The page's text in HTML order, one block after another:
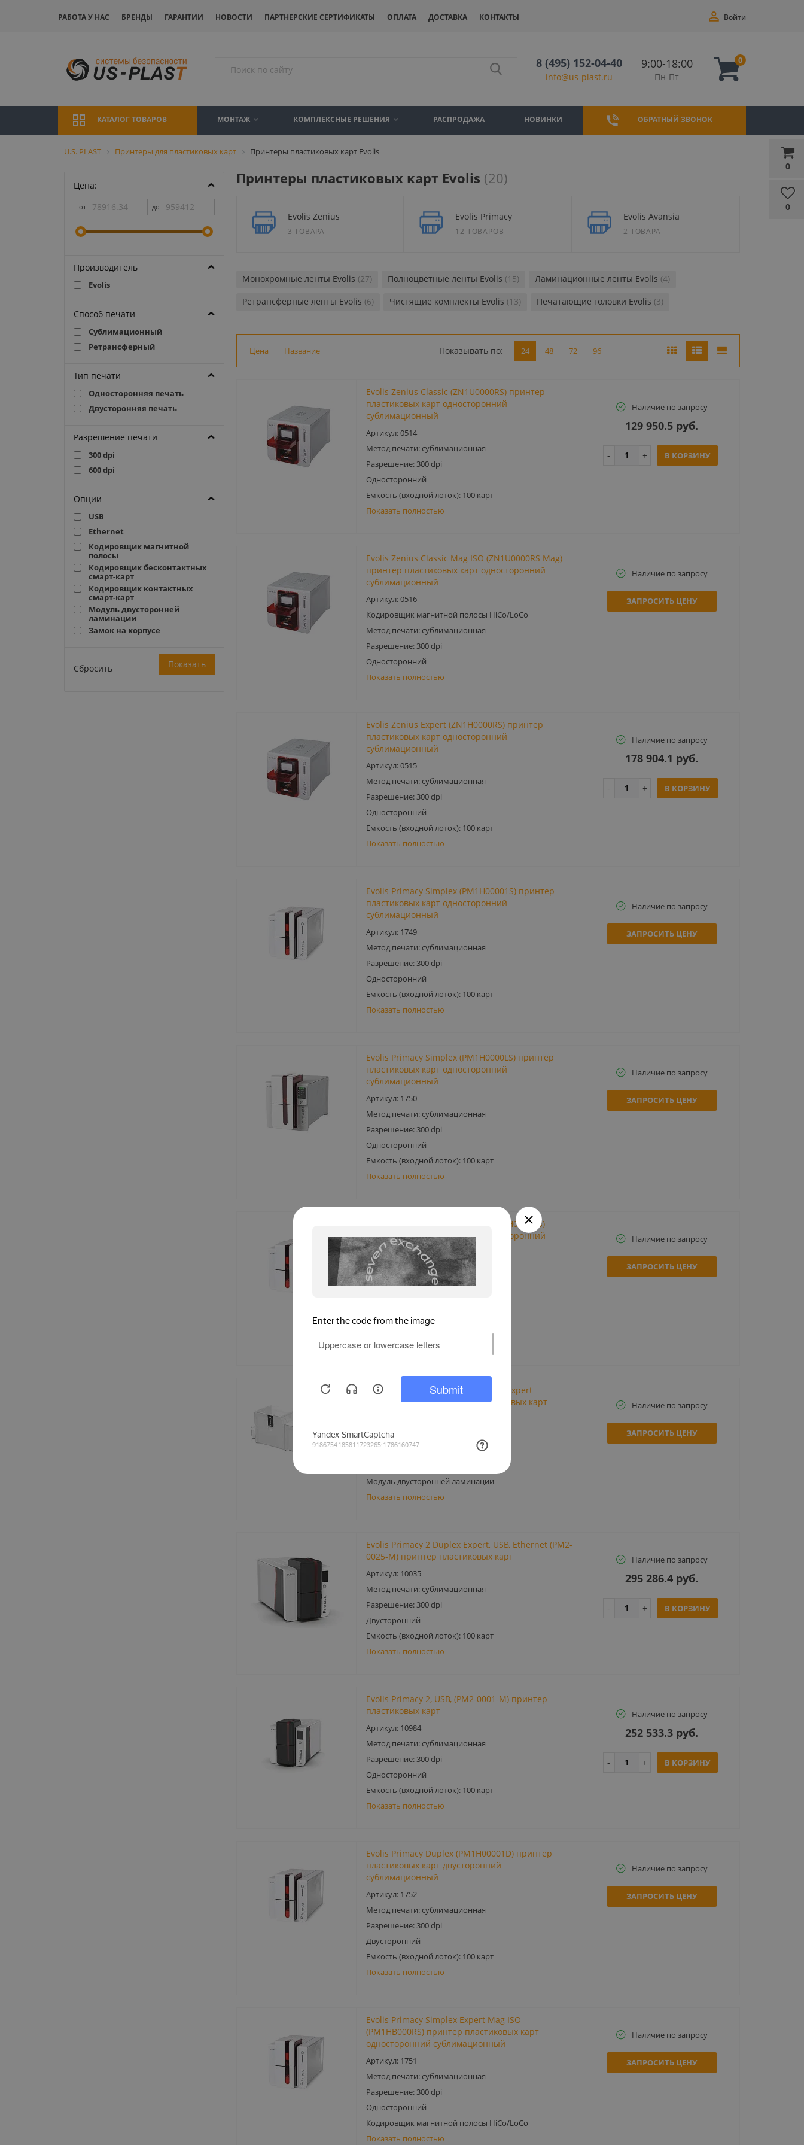
РАБОТА У НАС БРЕНДЫ ГАРАНТИИ НОВОСТИ ПАРТНЕРСКИЕ СЕРТИФИКАТЫ ОПЛАТА ДОСТАВКА КОНТАКТЫ
0
0
Войти
8 (495) 152-04-40
info@us-plast.ru
9:00-18:00
Пн-Пт
0
КАТАЛОГ ТОВАРОВ МОНТАЖ КОМПЛЕКСНЫЕ РЕШЕНИЯ РАСПРОДАЖА НОВИНКИ ОБРАТНЫЙ ЗВОНОК
U.S. PLAST Принтеры для пластиковых карт Принтеры пластиковых карт Evolis
Цена:
Производитель
Evolis
Способ печати
Сублимационный
Ретрансферный
Тип печати
Односторонняя печать
Двусторонняя печать
Разрешение печати
300 dpi
600 dpi
Опции
USB
Ethernet
Кодировщик магнитной
полосы
Кодировщик бесконтактных
смарт-карт
Кодировщик контактных
смарт-карт
Модуль двусторонней
ламинации
Замок на корпусе
Принтеры пластиковых карт Evolis (20)
Evolis Zenius
3 ТОВАРА
Evolis Primacy
12 ТОВАРОВ
Evolis Avansia
2 ТОВАРА
Монохромные ленты Evolis (27) Полноцветные ленты Evolis (15) Ламинационные ленты Evolis (4)
Ретрансферные ленты Evolis (6) Чистящие комплекты Evolis (13) Печатающие головки Evolis (3)
Цена Название Показывать по: 24 48 72 96
Evolis Zenius Classic (ZN1U0000RS) принтер
пластиковых карт односторонний
сублимационный
Артикул: 0514
Метод печати: сублимационная
Разрешение: 300 dpi
Односторонний
Емкость (входной лоток): 100 карт
Показать полностью
Наличие по запросу
129 950.5 руб.
В КОРЗИНУ
Evolis Zenius Classic Mag ISO (ZN1U0000RS Mag)
принтер пластиковых карт односторонний
сублимационный
Артикул: 0516
Кодировщик магнитной полосы HiCo/LoCo
Метод печати: сублимационная
Разрешение: 300 dpi
Односторонний
Показать полностью
Наличие по запросу
ЗАПРОСИТЬ ЦЕНУ
Evolis Zenius Expert (ZN1H0000RS) принтер
пластиковых карт односторонний
сублимационный
Артикул: 0515
Метод печати: сублимационная
Разрешение: 300 dpi
Односторонний
Емкость (входной лоток): 100 карт
Показать полностью
Наличие по запросу
178 904.1 руб.
В КОРЗИНУ
Evolis Primacy Simplex (PM1H00001S) принтер
пластиковых карт односторонний
сублимационный
Артикул: 1749
Метод печати: сублимационная
Разрешение: 300 dpi
Односторонний
Емкость (входной лоток): 100 карт
Показать полностью
Наличие по запросу
ЗАПРОСИТЬ ЦЕНУ
Evolis Primacy Simplex (PM1H0000LS) принтер
пластиковых карт односторонний
сублимационный
Артикул: 1750
Метод печати: сублимационная
Разрешение: 300 dpi
Односторонний
Емкость (входной лоток): 100 карт
Показать полностью
Наличие по запросу
ЗАПРОСИТЬ ЦЕНУ
Evolis Primacy Simplex Expert (PM1H0000RS)
принтер пластиковых карт односторонний
сублимационный
Артикул: 0517
Метод печати: сублимационная
Емкость (входной лоток): 100 карт
Показать полностью
Наличие по запросу
ЗАПРОСИТЬ ЦЕНУ
Evolis Primacy Lamination Simplex Expert
(PM1H0000RSL0) принтер пластиковых карт
Метод печати: сублимационная
Разрешение: 300 dpi
Модуль двусторонней ламинации
Показать полностью
Наличие по запросу
ЗАПРОСИТЬ ЦЕНУ
Evolis Primacy 2 Duplex Expert, USB, Ethernet (PM2-
0025-M) принтер пластиковых карт
Артикул: 10035
Метод печати: сублимационная
Разрешение: 300 dpi
Двусторонний
Емкость (входной лоток): 100 карт
Показать полностью
Наличие по запросу
295 286.4 руб.
В КОРЗИНУ
Evolis Primacy 2, USB, (PM2-0001-M) принтер
пластиковых карт
Артикул: 10984
Метод печати: сублимационная
Разрешение: 300 dpi
Односторонний
Емкость (входной лоток): 100 карт
Показать полностью
Наличие по запросу
252 533.3 руб.
В КОРЗИНУ
Evolis Primacy Duplex (PM1H00001D) принтер
пластиковых карт двусторонний
сублимационный
Артикул: 1752
Метод печати: сублимационная
Разрешение: 300 dpi
Двусторонний
Емкость (входной лоток): 100 карт
Показать полностью
Наличие по запросу
ЗАПРОСИТЬ ЦЕНУ
Evolis Primacy Simplex Expert Mag ISO
(PM1HB000RS) принтер пластиковых карт
односторонний сублимационный
Артикул: 1751
Метод печати: сублимационная
Разрешение: 300 dpi
Односторонний
Кодировщик магнитной полосы HiCo/LoCo
Показать полностью
Наличие по запросу
ЗАПРОСИТЬ ЦЕНУ